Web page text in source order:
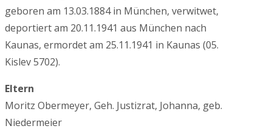
geboren am 13.03.1884 in München, verwitwet,
deportiert am 20.11.1941 aus München nach
Kaunas, ermordet am 25.11.1941 in Kaunas (05.
Kislev 5702).
Eltern
Moritz Obermeyer, Geh. Justizrat, Johanna, geb.
Niedermeier